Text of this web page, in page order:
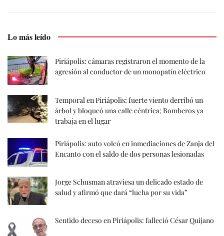
Lo más leído
Piriápolis: cámaras registraron el momento de la
agresión al conductor de un monopatín eléctrico
Temporal en Piriápolis: fuerte viento derribó un
árbol y bloqueó una calle céntrica; Bomberos ya
trabaja en el lugar
Piriápolis: auto volcó en inmediaciones de Zanja del
Encanto con el saldo de dos personas lesionadas
Jorge Schusman atraviesa un delicado estado de
salud y afirmó que dará “lucha por su vida”
Sentido deceso en Piriápolis: falleció César Quijano